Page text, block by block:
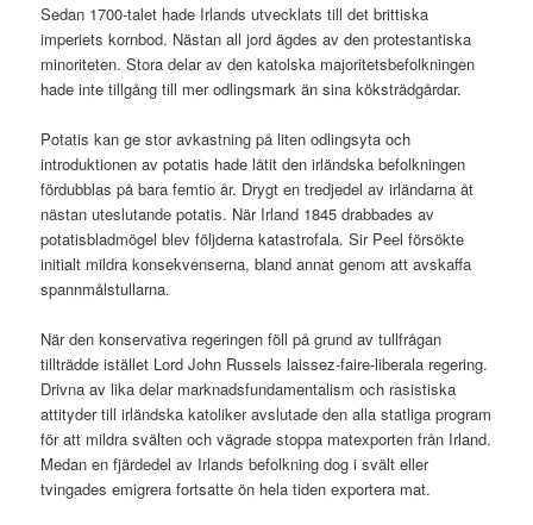
Sedan 1700-talet hade Irlands utvecklats till det brittiska
imperiets kornbod. Nästan all jord ägdes av den protestantiska
minoriteten. Stora delar av den katolska majoritetsbefolkningen
hade inte tillgång till mer odlingsmark än sina köksträdgårdar.
Potatis kan ge stor avkastning på liten odlingsyta och
introduktionen av potatis hade låtit den irländska befolkningen
fördubblas på bara femtio år. Drygt en tredjedel av irländarna åt
nästan uteslutande potatis. När Irland 1845 drabbades av
potatisbladmögel blev följderna katastrofala. Sir Peel försökte
initialt mildra konsekvenserna, bland annat genom att avskaffa
spannmålstullarna.
När den konservativa regeringen föll på grund av tullfrågan
tillträdde istället Lord John Russels laissez-faire-liberala regering.
Drivna av lika delar marknadsfundamentalism och rasistiska
attityder till irländska katoliker avslutade den alla statliga program
för att mildra svälten och vägrade stoppa matexporten från Irland.
Medan en fjärdedel av Irlands befolkning dog i svält eller
tvingades emigrera fortsatte ön hela tiden exportera mat.